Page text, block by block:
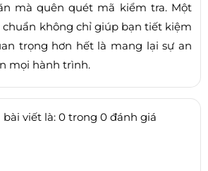
mà quên quét mã kiểm tra. Một
chuẩn không chỉ giúp bạn tiết kiệm
trọng hơn hết là mang lại sự an
mọi hành trình.
bài viết là: 0 trong 0 đánh giá